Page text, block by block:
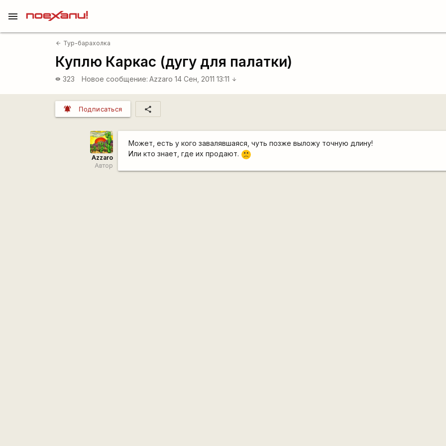
menu
arrow_back Тур-барахолка
Куплю Каркас (дугу для палатки)
visibility 323 Новое сообщение: Azzaro 14 Сен, 2011 13:11 arrow_downward
notifications_active Подписаться share
Azzaro
Автор
Может, есть у кого завалявшаяся, чуть позже выложу точную длину!
Или кто знает, где их продают.
:(